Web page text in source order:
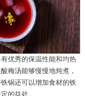
优秀的保温性能和均热
梅汤能够慢慢地炖煮，
锅还可以增加食材的铁
的益处。